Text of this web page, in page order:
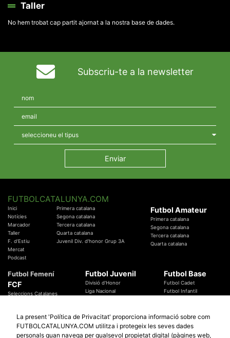
Taller
No hem trobat cap partit ajornat a la nostra base de dades.
Subscriu-te a la newsletter
FUTBOLCATALUNYA.COM
Inici
Notícies
Marcador
Taller
F. d'Estiu
Mercat
Podcast
Primera catalana
Segona catalana
Tercera catalana
Quarta catalana
Juvenil Div. d'honor Grup 3A
Futbol Amateur
Primera catalana
Segona catalana
Tercera catalana
Quarta catalana
Futbol Femení
FCF
Seleccions Catalanes
Temes Federatius
Futbol Juvenil
Divisió d'Honor
Liga Nacional
Futbol Base
Futbol Cadet
Futbol Infantil
Futbol Catalunya Especials
La present 'Política de Privacitat' proporciona informació sobre com
FUTBOLCATALUNYA.COM utilitza i protegeix les seves dades
personals quan navega per qualsevol propietat digital (pàgines web,